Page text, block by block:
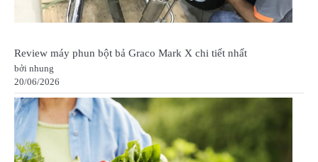
Review máy phun bột bả Graco Mark X chi tiết nhất
bởi nhung
20/06/2026